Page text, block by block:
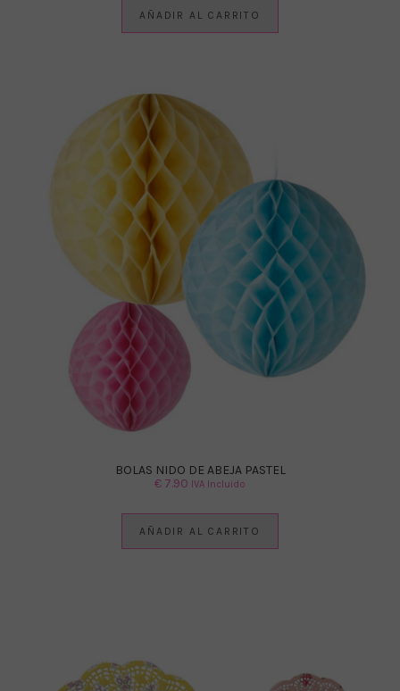
AÑADIR AL CARRITO
BOLAS NIDO DE ABEJA PASTEL
€ 7.90 IVA Incluido
AÑADIR AL CARRITO